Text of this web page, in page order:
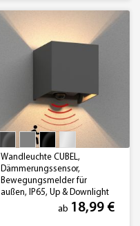
Wandleuchte CUBEL,
Dämmerungssensor,
Bewegungsmelder für
außen, IP65, Up & Downlight
(Farbe, Leuchtmittel wählbar)
ab 18,99 €